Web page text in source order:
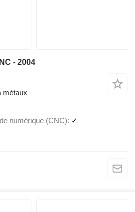
- 2004
métaux
numérique (CNC)
✓